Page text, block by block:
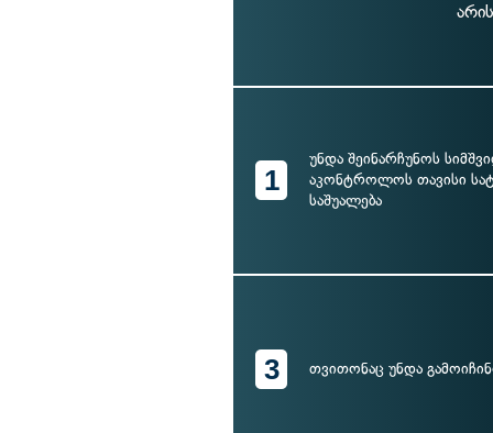
1
უნდა შეინარჩუნოს
აკონტროლოს თავისი
საშუალება
3 თვითონაც უნდა